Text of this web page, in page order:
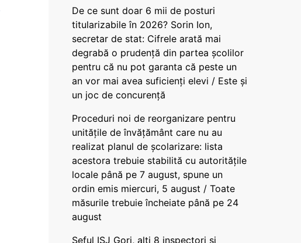
De ce sunt doar 6 mii de posturi
titularizabile în 2026? Sorin Ion,
secretar de stat: Cifrele arată mai
degrabă o prudență din partea școlilor
pentru că nu pot garanta că peste un
an vor mai avea suficienți elevi / Este și
un joc de concurență
Proceduri noi de reorganizare pentru
unitățile de învățământ care nu au
realizat planul de școlarizare: lista
acestora trebuie stabilită cu autoritățile
locale până pe 7 august, spune un
ordin emis miercuri, 5 august / Toate
măsurile trebuie încheiate până pe 24
august
Șeful ISJ Gorj, alți 8 inspectori și